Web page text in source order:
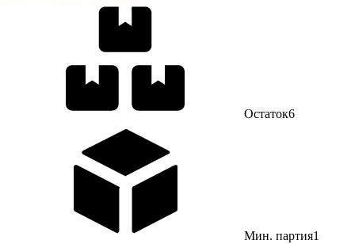
Остаток6
Мин. партия1